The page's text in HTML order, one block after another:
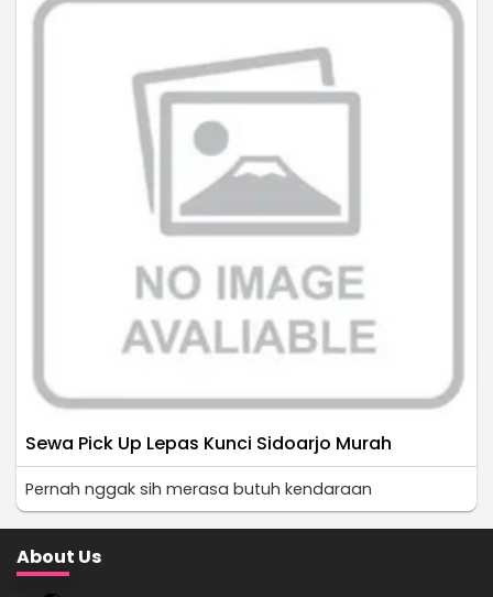
Sewa Pick Up Lepas Kunci Sidoarjo Murah
Pernah nggak sih merasa butuh kendaraan
About Us